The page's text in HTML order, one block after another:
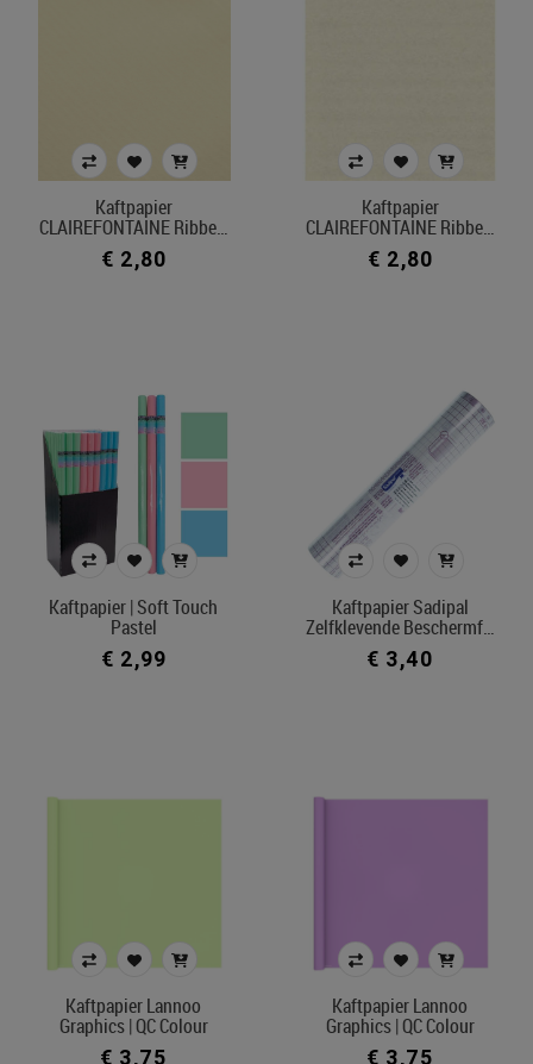
Kaftpapier
CLAIREFONTAINE Ribbe…
€ 2,80
Kaftpapier
CLAIREFONTAINE Ribbe…
€ 2,80
Kaftpapier | Soft Touch
Pastel
€ 2,99
Kaftpapier Sadipal
Zelfklevende Beschermf…
€ 3,40
Kaftpapier Lannoo
Graphics | QC Colour
€ 3,75
Kaftpapier Lannoo
Graphics | QC Colour
€ 3,75